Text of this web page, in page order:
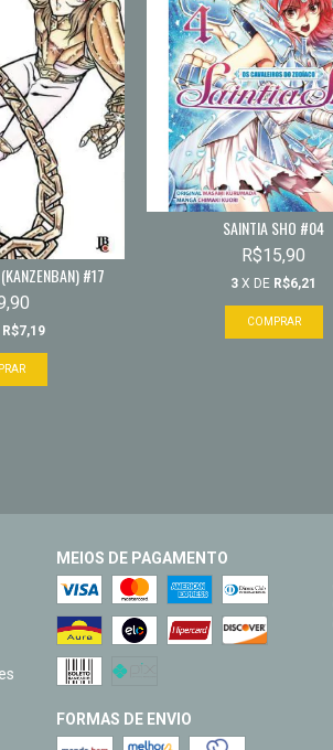
#17
R$7,19
SAINTIA SHO #04
R$15,90
3 X DE R$6,21
MEIOS DE PAGAMENTO
FORMAS DE ENVIO